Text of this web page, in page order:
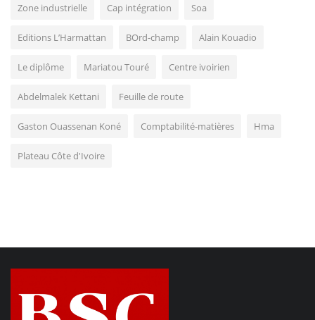
Zone industrielle Cap intégration Soa
Editions L’Harmattan BOrd-champ Alain Kouadio
Le diplôme Mariatou Touré Centre ivoirien
Abdelmalek Kettani Feuille de route
Gaston Ouassenan Koné Comptabilité-matières Hma
Plateau Côte d'Ivoire